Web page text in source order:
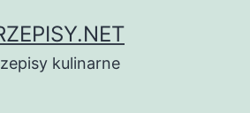
kulinarne